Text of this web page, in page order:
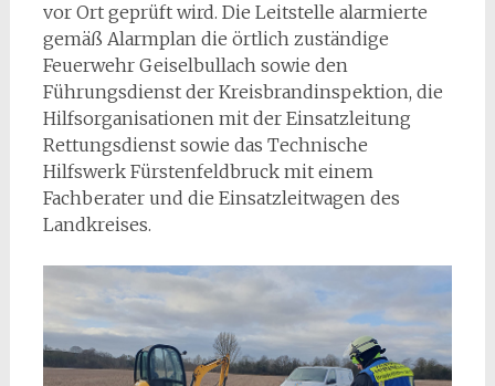
vor Ort geprüft wird. Die Leitstelle alarmierte
gemäß Alarmplan die örtlich zuständige
Feuerwehr Geiselbullach sowie den
Führungsdienst der Kreisbrandinspektion, die
Hilfsorganisationen mit der Einsatzleitung
Rettungsdienst sowie das Technische
Hilfswerk Fürstenfeldbruck mit einem
Fachberater und die Einsatzleitwagen des
Landkreises.